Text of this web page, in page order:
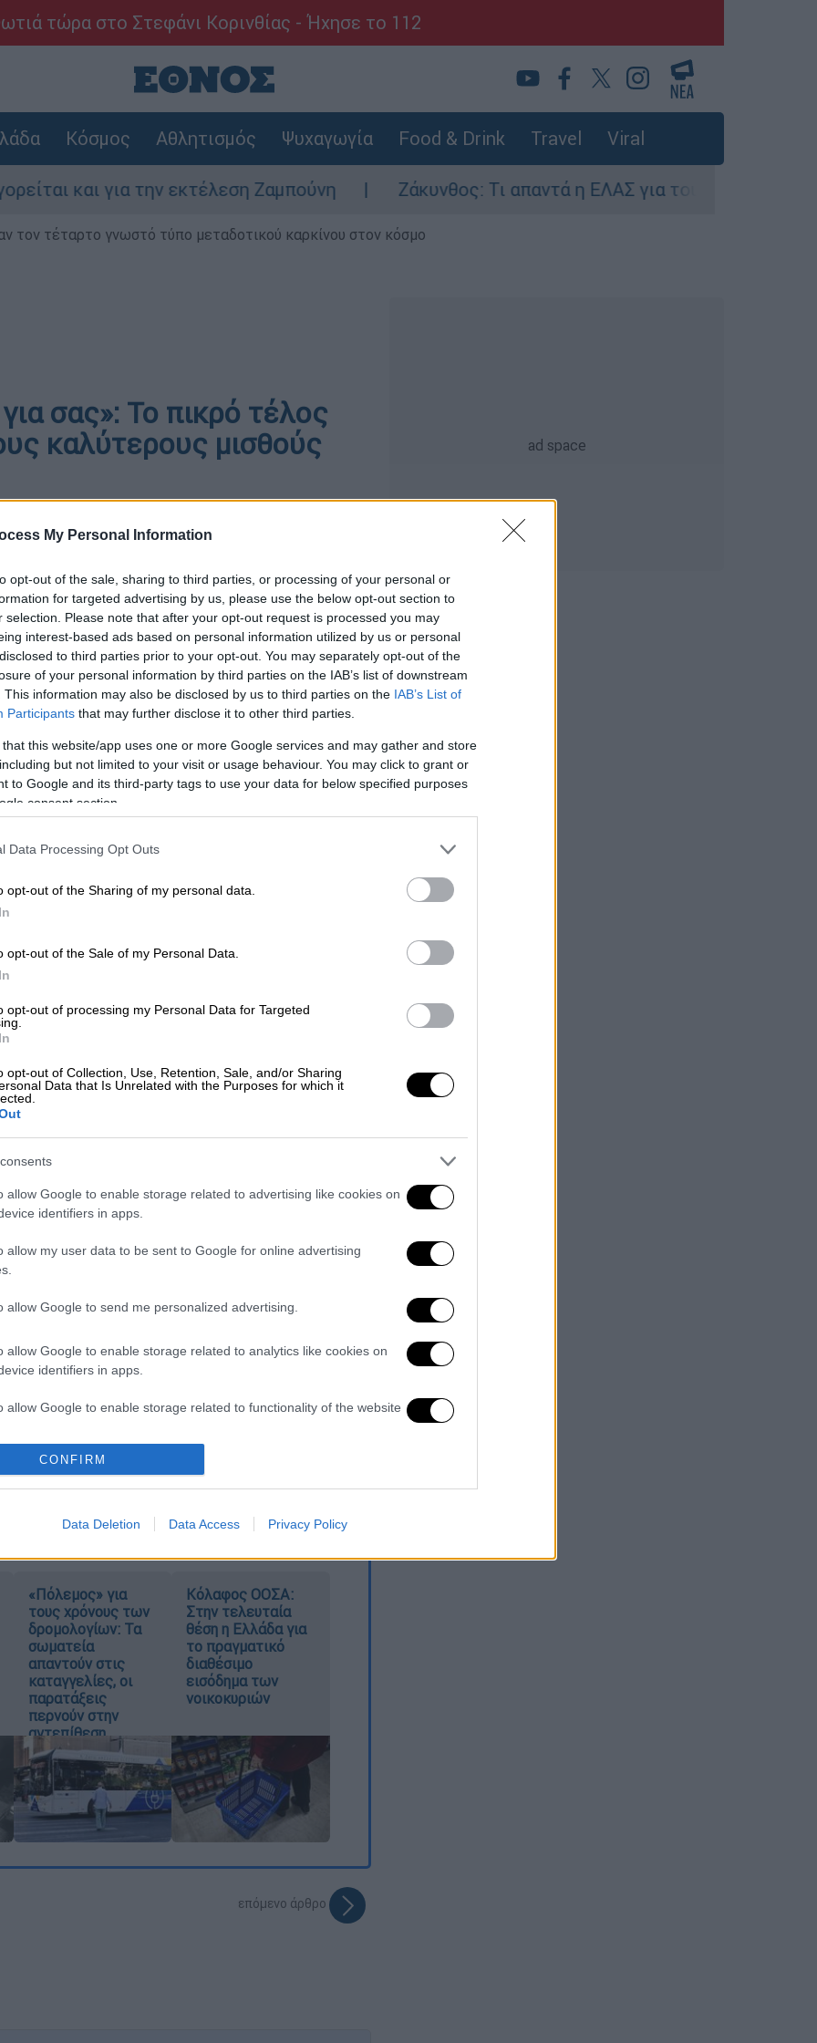
My Personal Information
opt-out of the sale, sharing to third parties, or processing of your personal or
for targeted advertising by us, please use the below opt-out section to
selection. Please note that after your opt-out request is processed you may
interest-based ads based on personal information utilized by us or personal
to third parties prior to your opt-out. You may separately opt-out of the
of your personal information by third parties on the IAB’s list of downstream
This information may also be disclosed by us to third parties on the IAB’s List of
Participants that may further disclose it to other third parties.
that this website/app uses one or more Google services and may gather and store
but not limited to your visit or usage behaviour. You may click to grant or
to Google and its third-party tags to use your data for below specified purposes
consent section.
Data Processing Opt Outs
opt-out of the Sharing of my personal data.
opt-out of the Sale of my Personal Data.
opt-out of processing my Personal Data for Targeted
opt-out of Collection, Use, Retention, Sale, and/or Sharing
Data that Is Unrelated with the Purposes for which it
allow Google to enable storage related to advertising like cookies on
identifiers in apps.
allow my user data to be sent to Google for online advertising
allow Google to send me personalized advertising.
allow Google to enable storage related to analytics like cookies on
identifiers in apps.
allow Google to enable storage related to functionality of the website
allow Google to enable storage related to personalization.
functionality and fraud prevention, and other user protection.
CONFIRM
Data Deletion Data Access Privacy Policy
τώρα στο Στεφάνι Κορινθίας - Ήχησε το 112
Κόσμος Αθλητισμός Ψυχαγωγία Food & Drink Travel Viral
και για την εκτέλεση Ζαμπούνη Ζάκυνθος: Τι απαντά η ΕΛΑΣ για τους 8 βιασμούς
τον τέταρτο γνωστό τύπο μεταδοτικού καρκίνου στον κόσμο
σας»: Το πικρό τέλος
καλύτερους μισθούς
το ΕΘΝΟΣ στη Google
δεν είχε εισαχθεί στο λεξικό των
ήταν αυτές που αποτελούσαν
αυτό το νέο είδος στο λιανεμπόριο
επεξηγήσεις.
κλικ στο menshouse.gr
ΕΘΝΟΣ θα παρεμβαίνει και τα προσβλητικά σχόλια θα
«Πόλεμος» για
τους χρόνους των
δρομολογίων: Τα
σωματεία
απαντούν στις
καταγγελίες, οι
παρατάξεις
περνούν στην
αντεπίθεση
Κόλαφος ΟΟΣΑ:
Στην τελευταία
θέση η Ελλάδα για
το πραγματικό
διαθέσιμο
εισόδημα των
νοικοκυριών
επόμενο άρθρο